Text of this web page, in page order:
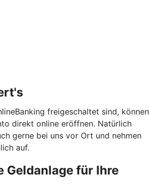
freigeschaltet sind, können
direkt online eröffnen. Natürlich
gerne bei uns vor Ort und nehmen
auf.
Geldanlage für Ihre